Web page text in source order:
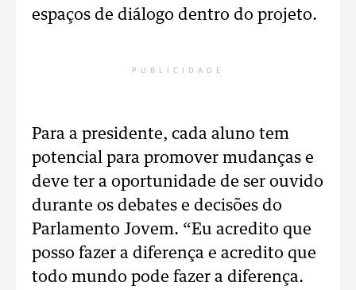
espaços de diálogo dentro do projeto.
PUBLICIDADE
Para a presidente, cada aluno tem
potencial para promover mudanças e
deve ter a oportunidade de ser ouvido
durante os debates e decisões do
Parlamento Jovem. “Eu acredito que
posso fazer a diferença e acredito que
todo mundo pode fazer a diferença.